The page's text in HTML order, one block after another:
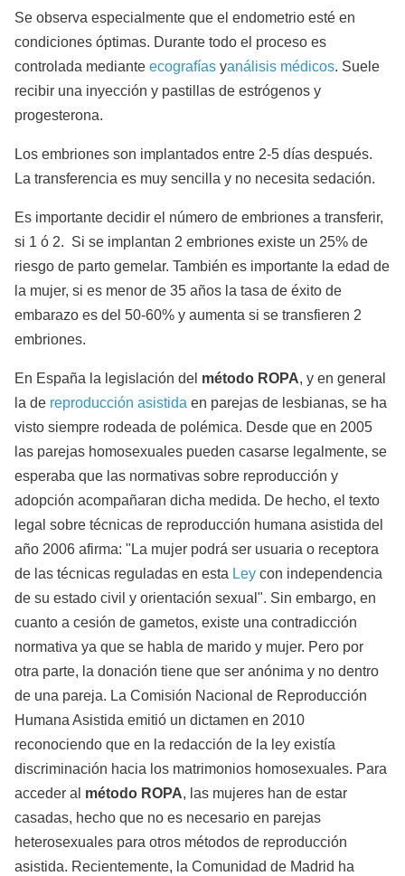
Se observa especialmente que el endometrio esté en
condiciones óptimas. Durante todo el proceso es
controlada mediante ecografías yanálisis médicos. Suele
recibir una inyección y pastillas de estrógenos y
progesterona.
Los embriones son implantados entre 2-5 días después.
La transferencia es muy sencilla y no necesita sedación.
Es importante decidir el número de embriones a transferir,
si 1 ó 2. Si se implantan 2 embriones existe un 25% de
riesgo de parto gemelar. También es importante la edad de
la mujer, si es menor de 35 años la tasa de éxito de
embarazo es del 50-60% y aumenta si se transfieren 2
embriones.
En España la legislación del método ROPA, y en general
la de reproducción asistida en parejas de lesbianas, se ha
visto siempre rodeada de polémica. Desde que en 2005
las parejas homosexuales pueden casarse legalmente, se
esperaba que las normativas sobre reproducción y
adopción acompañaran dicha medida. De hecho, el texto
legal sobre técnicas de reproducción humana asistida del
año 2006 afirma: "La mujer podrá ser usuaria o receptora
de las técnicas reguladas en esta Ley con independencia
de su estado civil y orientación sexual". Sin embargo, en
cuanto a cesión de gametos, existe una contradicción
normativa ya que se habla de marido y mujer. Pero por
otra parte, la donación tiene que ser anónima y no dentro
de una pareja. La Comisión Nacional de Reproducción
Humana Asistida emitió un dictamen en 2010
reconociendo que en la redacción de la ley existía
discriminación hacia los matrimonios homosexuales. Para
acceder al método ROPA, las mujeres han de estar
casadas, hecho que no es necesario en parejas
heterosexuales para otros métodos de reproducción
asistida. Recientemente, la Comunidad de Madrid ha